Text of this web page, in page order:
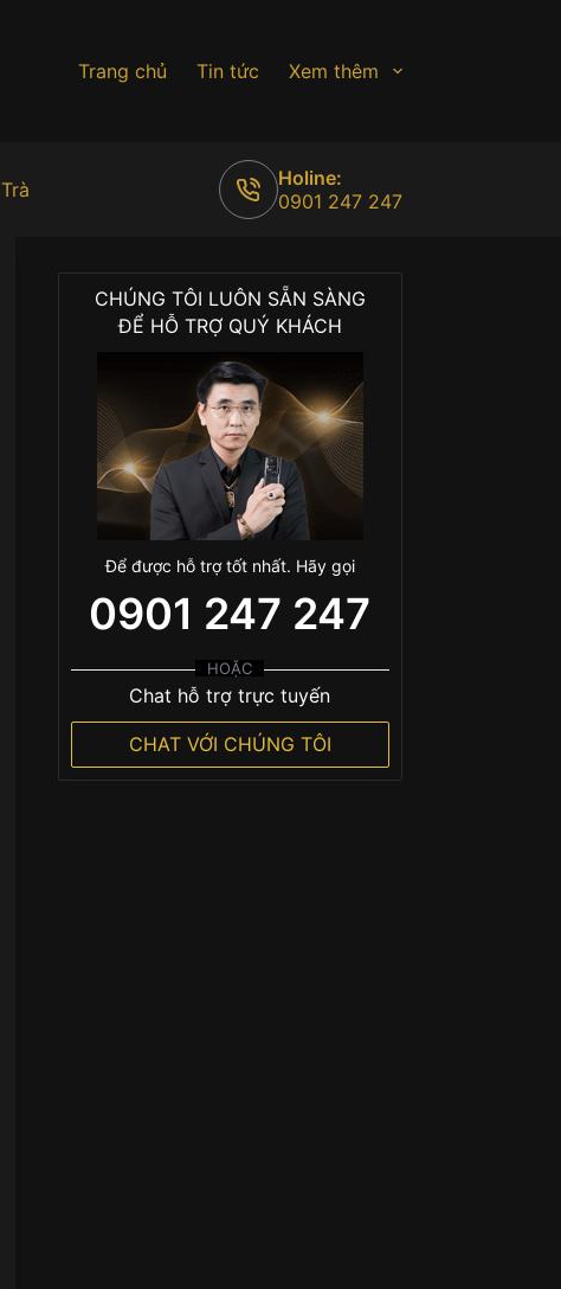
Trang chủ Tin tức Xem thêm
Trà
Holine:
0901 247 247
CHÚNG TÔI LUÔN SẴN SÀNG
ĐỂ HỖ TRỢ QUÝ KHÁCH
Để được hỗ trợ tốt nhất. Hãy gọi
0901 247 247
HOẶC
Chat hỗ trợ trực tuyến
CHAT VỚI CHÚNG TÔI